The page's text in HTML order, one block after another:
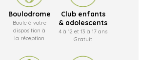
Boulodrome
Boule à votre
disposition à
la réception
Club enfants
& adolescents
4 à 12 et 13 à 17 ans
Gratuit